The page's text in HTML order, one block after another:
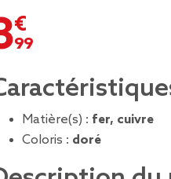
€
Matière(s) : fer, cuivre
Coloris : doré